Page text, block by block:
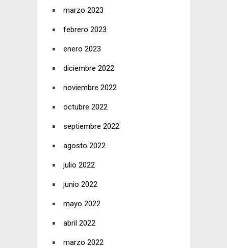
marzo 2023
febrero 2023
enero 2023
diciembre 2022
noviembre 2022
octubre 2022
septiembre 2022
agosto 2022
julio 2022
junio 2022
mayo 2022
abril 2022
marzo 2022